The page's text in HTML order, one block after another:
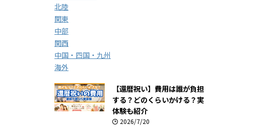
北陸
関東
中部
関西
中国・四国・九州
海外
【還暦祝い】費用は誰が負担
する？どのくらいかける？実
体験も紹介
2026/7/20